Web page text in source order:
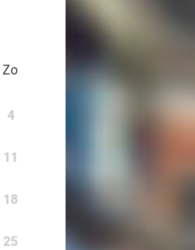
Zo
4
11
18
25